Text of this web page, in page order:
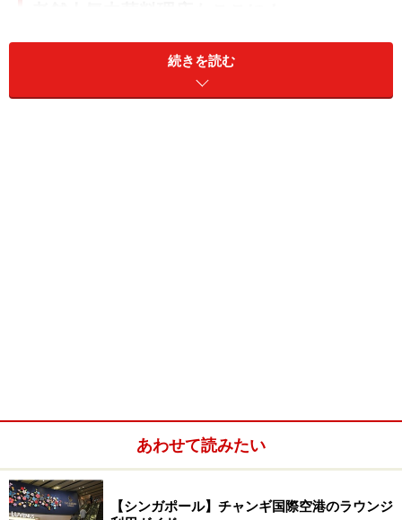
開放的な店内は「赤」がアクセントカラーと
なっています。
い。
※海外を訪れる際には最新情報の入手に努め、「
ホームページ」を確認するなど、安全確保に十分注意を払ってく
続きを読む
あわせて読みたい
【シンガポール】チャンギ国際空港のラウンジ